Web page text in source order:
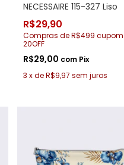
NECESSAIRE 115-327 Liso
R$29,90
Compras de R$499 cupom
20OFF
R$29,00 com Pix
3 xdeR$9,97 sem juros